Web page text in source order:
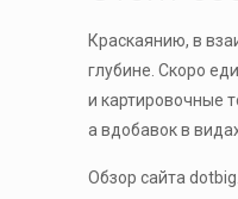
Краскаянию, в
глубине. Скоро
и картировочные
а вдобавок в
Обзор сайта